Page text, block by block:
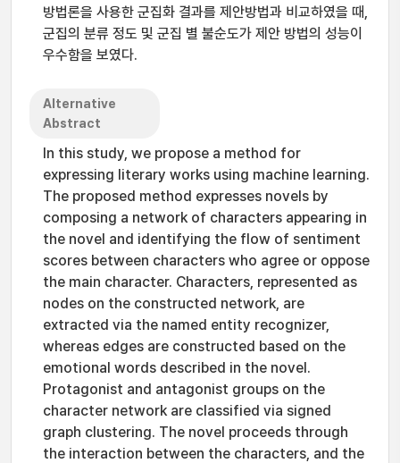
방법론을 사용한 군집화 결과를 제안방법과 비교하였을 때,
군집의 분류 정도 및 군집 별 불순도가 제안 방법의 성능이
우수함을 보였다.
Alternative
Abstract
In this study, we propose a method for
expressing literary works using machine learning.
The proposed method expresses novels by
composing a network of characters appearing in
the novel and identifying the flow of sentiment
scores between characters who agree or oppose
the main character. Characters, represented as
nodes on the constructed network, are
extracted via the named entity recognizer,
whereas edges are constructed based on the
emotional words described in the novel.
Protagonist and antagonist groups on the
character network are classified via signed
graph clustering. The novel proceeds through
the interaction between the characters, and the